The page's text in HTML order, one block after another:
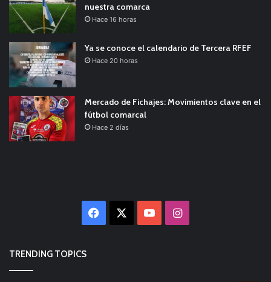
nuestra comarca
Hace 16 horas
Ya se conoce el calendario de Tercera RFEF
Hace 20 horas
Mercado de Fichajes: Movimientos clave en el
fútbol comarcal
Hace 2 días
Facebook YouTubeInstagram
TRENDING TOPICS